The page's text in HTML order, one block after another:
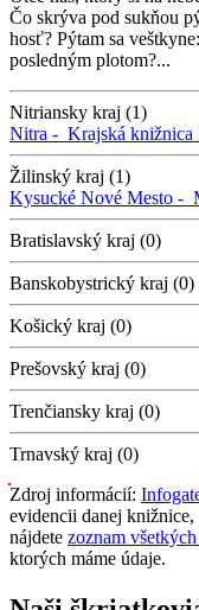
Čo skrýva pod sukňou
hosť? Pýtam sa
posledným plotom?...
Nitriansky kraj (1)
Nitra - Krajská
Žilinský kraj (1)
Kysucké Nové Mesto -
Bratislavský kraj (0)
Banskobystrický kraj (0)
Košický kraj (0)
Prešovský kraj (0)
Trenčiansky kraj (0)
Trnavský kraj (0)
Zdroj informácií:
evidencii danej
nájdete zoznam
ktorých máme údaje.